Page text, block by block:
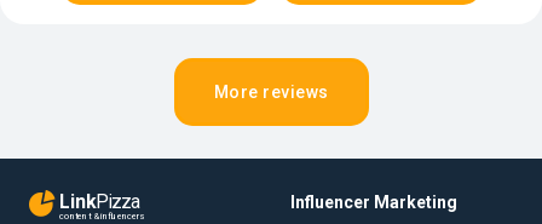
More reviews
LinkPizza
content & influencers
Influencer Marketing